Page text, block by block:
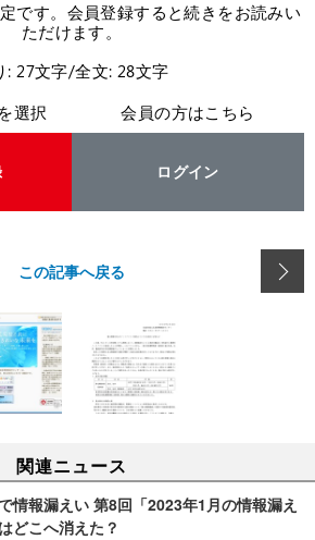
です。会員登録すると続きをお読みい
ただけます。
: 27文字/全文: 28文字
選択
会員の方はこちら
ログイン
この記事へ戻る
関連ニュース
情報漏えい 第8回「2023年1月の情報漏え
どこへ消えた？